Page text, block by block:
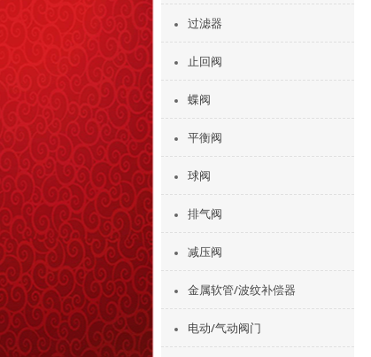
过滤器
止回阀
蝶阀
平衡阀
球阀
排气阀
减压阀
金属软管/波纹补偿器
电动/气动阀门